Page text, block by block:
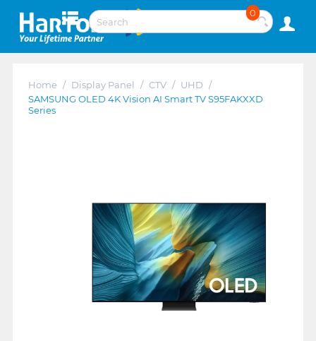
0
Home / Display Panel / CTV / UHD /
SAMSUNG OLED 4K Vision AI Smart TV S95FAKXXD
Series